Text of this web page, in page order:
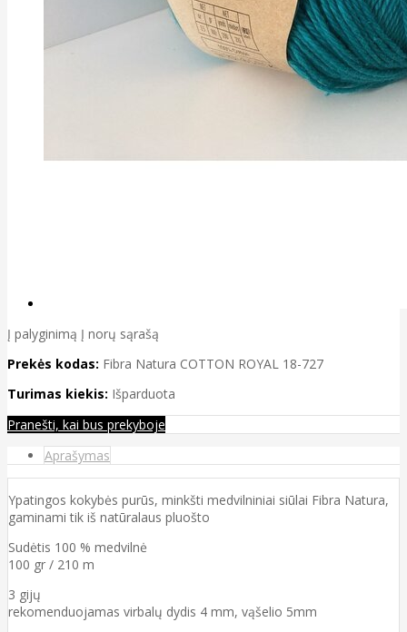
Į palyginimą Į norų sąrašą
Prekės kodas: Fibra Natura COTTON ROYAL 18-727
Turimas kiekis: Išparduota
Pranešti, kai bus prekyboje
Aprašymas
Ypatingos kokybės purūs, minkšti medvilniniai siūlai Fibra Natura,
gaminami tik iš natūralaus pluošto
Sudėtis 100 % medvilnė
100 gr / 210 m
3 gijų
rekomenduojamas virbalų dydis 4 mm, vąšelio 5mm